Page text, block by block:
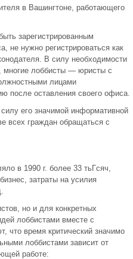
в Вашингтоне, работающего
зарегистрированным
не нужно регистрироваться как
В силу необходимости
многие лоббисты — юристы с
лицами
после оставления своего офиса.
его значимой информативной
всех граждан обращаться с
в 1990 г. более 33 тьГсяч,
затраты на усилия
но и для конкретных
лоббистами вместе с
что время критический значимо
лоббистами зависит от
работе: